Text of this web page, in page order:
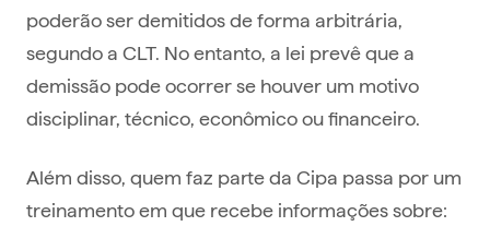
poderão ser demitidos de forma arbitrária,
segundo a CLT. No entanto, a lei prevê que a
demissão pode ocorrer se houver um motivo
disciplinar, técnico, econômico ou financeiro.
Além disso, quem faz parte da Cipa passa por um
treinamento em que recebe informações sobre: